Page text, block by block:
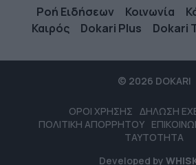
Ροή Ειδήσεων Κοινωνία
Καιρός
Dokari Plus Dokari
© 2026 DOKARI
ΟΡΟΙ ΧΡΗΣΗΣ ΔΗΛΩΣΗ
ΠΟΛΙΤΙΚΗ ΑΠΟΡΡΗΤΟΥ
ΤΑΥΤΟΤΗΤΑ
Developed by